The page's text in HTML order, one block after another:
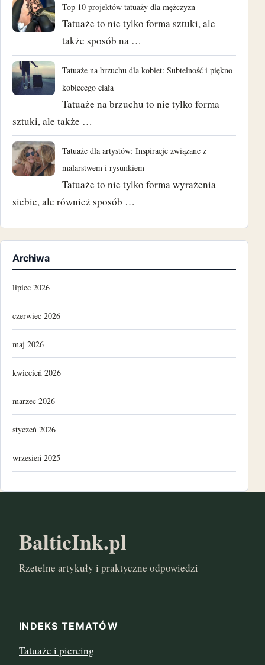
Top 10 projektów tatuaży dla mężczyzn
Tatuaże to nie tylko forma sztuki, ale
także sposób na …
Tatuaże na brzuchu dla kobiet: Subtelność i piękno
kobiecego ciała
Tatuaże na brzuchu to nie tylko forma
sztuki, ale także …
Tatuaże dla artystów: Inspiracje związane z
malarstwem i rysunkiem
Tatuaże to nie tylko forma wyrażenia
siebie, ale również sposób …
Archiwa
lipiec 2026
czerwiec 2026
maj 2026
kwiecień 2026
marzec 2026
styczeń 2026
wrzesień 2025
październik 2024
marzec 2024
sierpień 2022
lipiec 2022
BalticInk.pl
Rzetelne artykuły i praktyczne odpowiedzi
INDEKS TEMATÓW
Tatuaże i piercing